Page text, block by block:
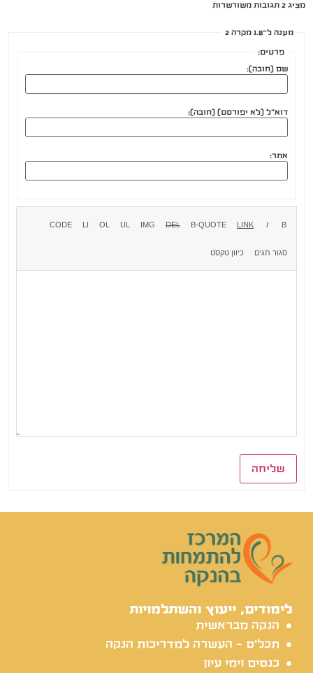
מציג 2 תגובות משורשרות
מענה ל־1.8 מקרה 2
פרטים:
שם (חובה):
דוא"ל (לא יפורסם) (חובה):
אתר:
שליחה
לימודים, ייעוץ והשתלמויות
הנקה מבראשית
תכל'ס - העשרה למדריכות הנקה
כנסים וימי עיון